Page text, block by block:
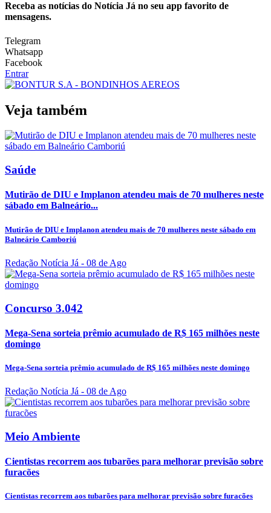
Receba as notícias do Notícia Já no seu app favorito de
mensagens.
Telegram
Whatsapp
Facebook
Entrar
Veja também
Saúde
Mutirão de DIU e Implanon atendeu mais de 70 mulheres neste
sábado em Balneário...
Mutirão de DIU e Implanon atendeu mais de 70 mulheres neste sábado em
Balneário Camboriú
Redação Notícia Já - 08 de Ago
Concurso 3.042
Mega-Sena sorteia prêmio acumulado de R$ 165 milhões neste
domingo
Mega-Sena sorteia prêmio acumulado de R$ 165 milhões neste domingo
Redação Notícia Já - 08 de Ago
Meio Ambiente
Cientistas recorrem aos tubarões para melhorar previsão sobre
furacões
Cientistas recorrem aos tubarões para melhorar previsão sobre furacões